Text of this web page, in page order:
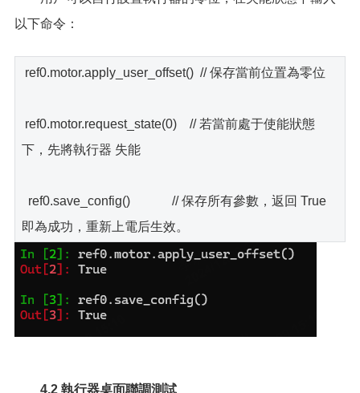
以下命令：
ref0.motor.apply_user_offset() // 保存當前位置為零位
ref0.motor.request_state(0) // 若當前處于使能狀態
下，先將執行器 失能
ref0.save_config() // 保存所有參數，返回 True
即為成功，重新上電后生效。
4.2 執行器桌面聯調測試